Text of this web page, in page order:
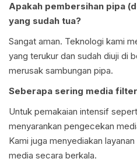
Apakah pembersihan pipa
yang sudah tua?
Sangat aman. Teknologi kami
yang terukur dan sudah diuji di
merusak sambungan pipa.
Seberapa sering media
Untuk pemakaian intensif
menyarankan pengecekan
Kami juga menyediakan
media secara berkala.